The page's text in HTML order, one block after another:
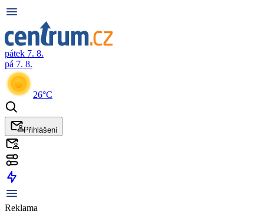
pátek 7. 8.
pá 7. 8.
26°C
Přihlášení
Reklama